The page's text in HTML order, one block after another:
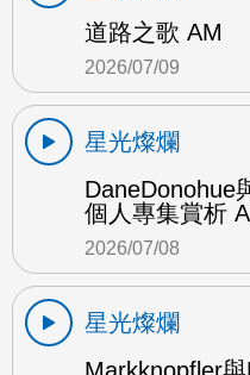
道路之歌 AM
2026/07/09
星光燦爛
DaneDonohue
個人專集賞析
2026/07/08
星光燦爛